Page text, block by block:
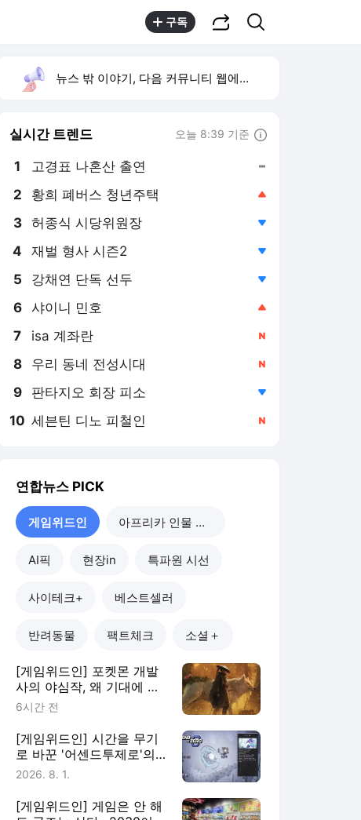
구독
뉴스 밖 이야기, 다음 커뮤니티 웹에서 보기
실시간 트렌드 오늘 8:39 기준
1 고경표 나혼산 출연
3 허종식 시당위원장
4 재벌 형사 시즌2
5 강채연 단독 선두
6 샤이니 민호
7 isa 계좌란
8 우리 동네 전성시대
9 판타지오 회장 피소
10 세븐틴 디노 피철인
연합뉴스 PICK
게임위드인 아프리카 인물 열전
AI픽 현장in 특파원 시선
사이테크+ 베스트셀러
반려동물 팩트체크 소셜＋
[게임위드인] 포켓몬 개발
사의 야심작, 왜 기대에 못
미쳤나
6시간 전
[게임위드인] 시간을 무기
로 바꾼 '어센드투제로'의
실험
2026. 8. 1.
[게임위드인] 게임은 안 해